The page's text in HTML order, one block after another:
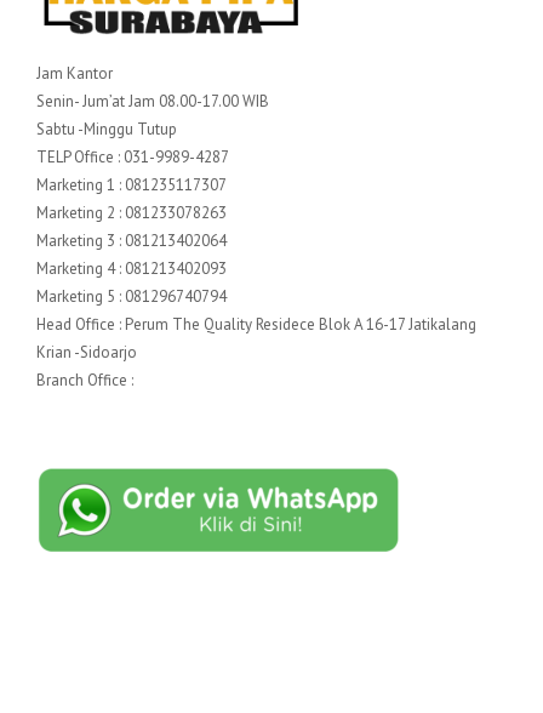
Jam Kantor
Senin- Jum’at Jam 08.00-17.00 WIB
Sabtu -Minggu Tutup
TELP Office : 031-9989-4287
Marketing 1 : 081235117307
Marketing 2 : 081233078263
Marketing 3 : 081213402064
Marketing 4 : 081213402093
Marketing 5 : 081296740794
Head Office : Perum The Quality Residece Blok A 16-17 Jatikalang
Krian -Sidoarjo
Branch Office :